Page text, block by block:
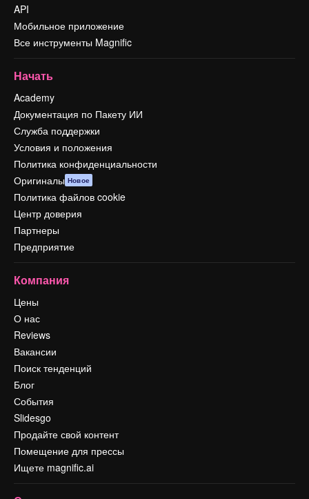
API
Мобильное приложение
Все инструменты Magnific
Начать
Academy
Документация по Пакету ИИ
Служба поддержки
Условия и положения
Политика конфиденциальности
Оригиналы Новое
Политика файлов cookie
Центр доверия
Партнеры
Предприятие
Компания
Цены
О нас
Reviews
Вакансии
Поиск тенденций
Блог
События
Slidesgo
Продайте свой контент
Помещение для прессы
Ищете magnific.ai